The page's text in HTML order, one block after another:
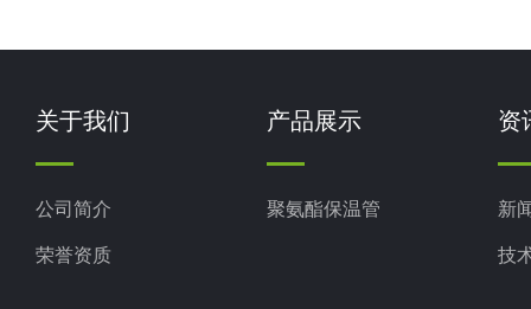
关于我们
公司简介
荣誉资质
产品展示
聚氨酯保温管
资
新
技